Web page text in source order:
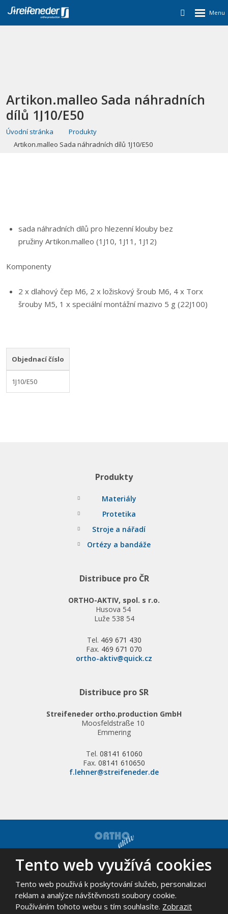
Artikon.malleo Sada náhradních
dílů 1J10/E50
Úvodní stránka
Produkty
Artikon.malleo Sada náhradních dílů 1J10/E50
sada náhradních dílů pro hlezenní klouby bez
pružiny Artikon.malleo (1J10, 1J11, 1J12)
Komponenty
2 x dlahový čep M6, 2 x ložiskový šroub M6, 4 x Torx
šrouby M5, 1 x speciální montážní mazivo 5 g (22J100)
Objednací číslo
1J10/E50
Produkty
Materiály
Protetika
Stroje a nářadí
Ortézy a bandáže
Distribuce pro ČR
ORTHO-AKTIV, spol. s r.o.
Husova 54
Luže 538 54
Tel. 469 671 430
Fax. 469 671 070
ortho-aktiv@quick.cz
Distribuce pro SR
Streifeneder ortho.production GmbH
Moosfeldstraße 10
Emmering
Tel. 08141 61060
Fax. 08141 610650
f.lehner@streifeneder.de
© 2026, ORTHO-AKTIV, spol. s r.o. - všechna práva vyhrazena
Mapa stránek | Podmínky použití
VYROBILA
Tento web využívá cookies
Tento web používá k poskytování služeb, personalizaci
reklam a analýze návštěvnosti soubory cookie.
Používáním tohoto webu s tím souhlasíte. Zobrazit